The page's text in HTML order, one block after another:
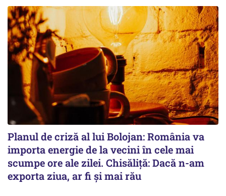
Planul de criză al lui Bolojan: România va
importa energie de la vecini în cele mai
scumpe ore ale zilei. Chisăliță: Dacă n-am
exporta ziua, ar fi și mai rău